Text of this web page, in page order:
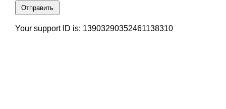
Отправить
Your support ID is: 13903290352461138310